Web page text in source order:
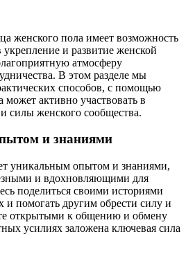
женского пола имеет возможность
и развитие женской
атмосферу
В этом разделе мы
способов, с помощью
активно участвовать в
силы женского сообщества.
и знаниями
уникальным опытом и знаниями,
и вдохновляющими для
поделиться своими историями
и помогать другим обрести силу и
открытыми к общению и обмену
усилиях заложена ключевая сила